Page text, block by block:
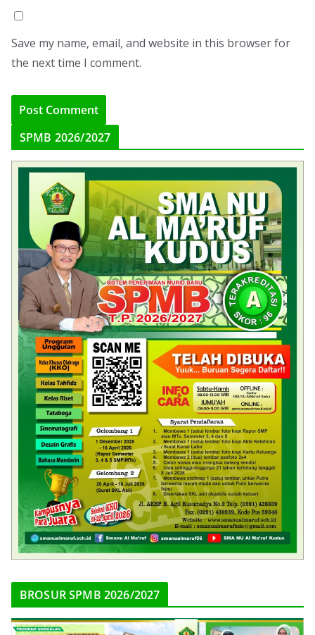
Save my name, email, and website in this browser for
the next time I comment.
SPMB 2026/2027
BROSUR SPMB 2026/2027